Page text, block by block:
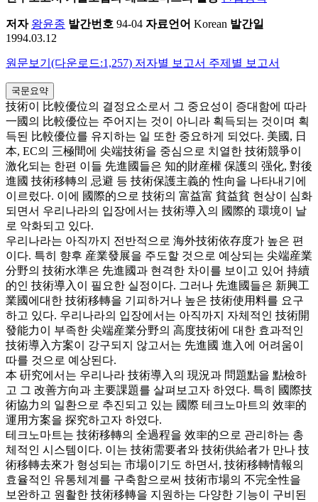
저자 왕윤종 발간번호 94-04 자료언어 Korean 발간일
1994.03.12
원문보기(다운로드:1,257) 저자별 보고서 주제별 보고서
국문요약
技術이 比較優位의 결정요소로서 그 중요성이 증대함에 따라
一國의 比較優位는 주어지는 것이 아니라 획득되는 것이며 획
득된 比較優位를 유지하는 일 또한 중요하게 되었다. 美國, 日
本, EC의 三極間에 尖端技術을 중심으로 치열한 技術競爭이
激化되는 한편 이들 先進國들은 知的財産權 保護의 强化, 對後
進國 技術移轉의 忌避 등 技術保護主義的 性向을 나타내기에
이르렀다. 이에 國際的으로 技術의 富益富 貧益貧 현상이 심화
되면서 우리나라의 입장에서는 技術導入의 國際的 環境이 날
로 악화되고 있다.
우리나라는 아직까지 전반적으로 海外技術依存度가 높은 편
이다. 특히 향후 産業發展을 주도할 것으로 예상되는 尖端産業
分野의 技術水準은 先進國과 현격한 차이를 보이고 있어 持續
的인 技術導入이 필요한 실정이다. 그러나 先進國들은 新興工
業國에대한 技術移轉을 기피하거나 높은 技術使用料를 요구
하고 있다. 우리나라의 입장에서는 아직까지 자체적인 技術開
發能力이 부족한 尖端産業分野의 高度技術에 대한 효과적인
技術導入方案이 강구되지 않고서는 先進國 進入에 어려움이
따를 것으로 예상된다.
本 硏究에서는 우리나라 技術導入의 現況과 問題點을 點檢하
고 그 改善方向과 主要課題를 살펴보고자 하였다. 특히 國際技
術協力의 일환으로 추진되고 있는 國際 테크노마트의 效率的
運用方案을 探究하고자 하였다.
테크노마트는 技術移轉의 全過程을 效率的으로 관리하는 총
체적인 시스템이다. 이는 技術需要者와 技術供給者가 만나 技
術移轉去來가 형성되는 市場이기도 하면서, 技術移轉情報의
효율적인 유통체계를 구축함으로써 技術市場의 不完全性을
보완하고 원활한 技術移轉을 지원하는 다양한 기능이 구비된